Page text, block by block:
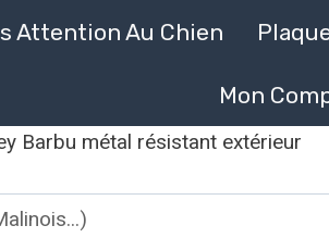
Attention Au Chien
Mon
Barbu métal résistant extérieur